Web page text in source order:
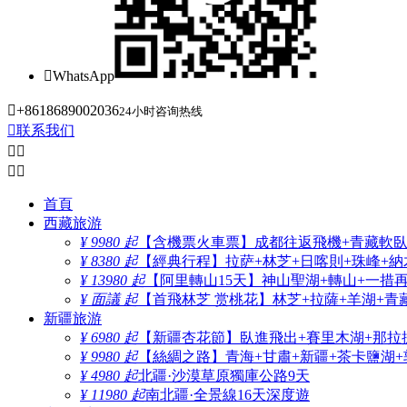
WhatsApp
+861868900203624小时咨询热线
联系我们
 
 
首頁
西藏旅游
¥ 9980 起【含機票火車票】成都往返飛機+青藏軟
¥ 8380 起【經典行程】拉萨+林芝+日喀則+珠峰+納
¥ 13980 起【阿里轉山15天】神山聖湖+轉山+一措
¥ 面議 起【首飛林芝 赏桃花】林芝+拉薩+羊湖+青
新疆旅游
¥ 6980 起【新疆杏花節】臥進飛出+賽里木湖+那
¥ 9980 起【絲綢之路】青海+甘肅+新疆+茶卡鹽湖
¥ 4980 起北疆·沙漠草原獨庫公路9天
¥ 11980 起南北疆·全景線16天深度遊